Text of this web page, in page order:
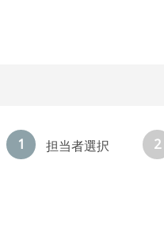
1 担当者選択 2